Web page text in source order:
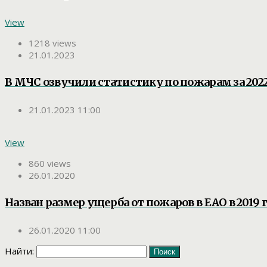
View
1218 views
21.01.2023
В МЧС озвучили статистику по пожарам за
21.01.2023 11:00
View
860 views
26.01.2020
Назван размер ущерба от пожаров в ЕАО в 2019
26.01.2020 11:00
Найти: